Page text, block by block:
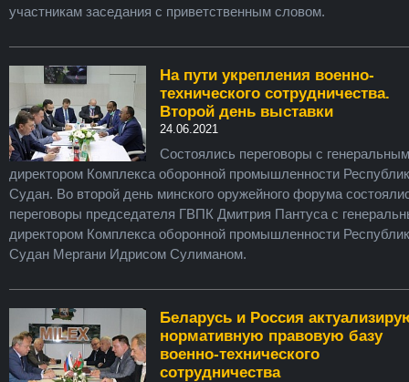
участникам заседания с приветственным словом.
На пути укрепления военно-
технического сотрудничества.
Второй день выставки
24.06.2021
Состоялись переговоры с генеральным
директором Комплекса оборонной промышленности
Судан. Во второй день минского оружейного форума
переговоры председателя ГВПК Дмитрия Пантуса с
директором Комплекса оборонной промышленности
Судан Мергани Идрисом Сулиманом.
Беларусь и Россия
нормативную правовую базу
военно-технического
сотрудничества